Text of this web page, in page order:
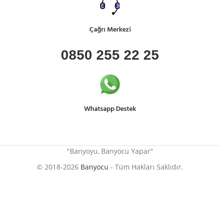
Çağrı Merkezi
0850 255 22 25
Whatsapp Destek
"Banyoyu, Banyocu Yapar"
© 2018-2026 Banyocu - Tüm Hakları Saklıdır.